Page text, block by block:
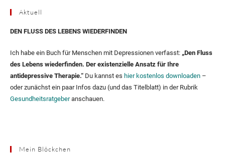
Aktuell
DEN FLUSS DES LEBENS WIEDERFINDEN
Ich habe ein Buch für Menschen mit Depressionen verfasst: „Den Fluss
des Lebens wiederfinden. Der existenzielle Ansatz für Ihre
antidepressive Therapie.“ Du kannst es hier kostenlos downloaden –
oder zunächst ein paar Infos dazu (und das Titelblatt) in der Rubrik
Gesundheitsratgeberanschauen.
Mein Blöckchen